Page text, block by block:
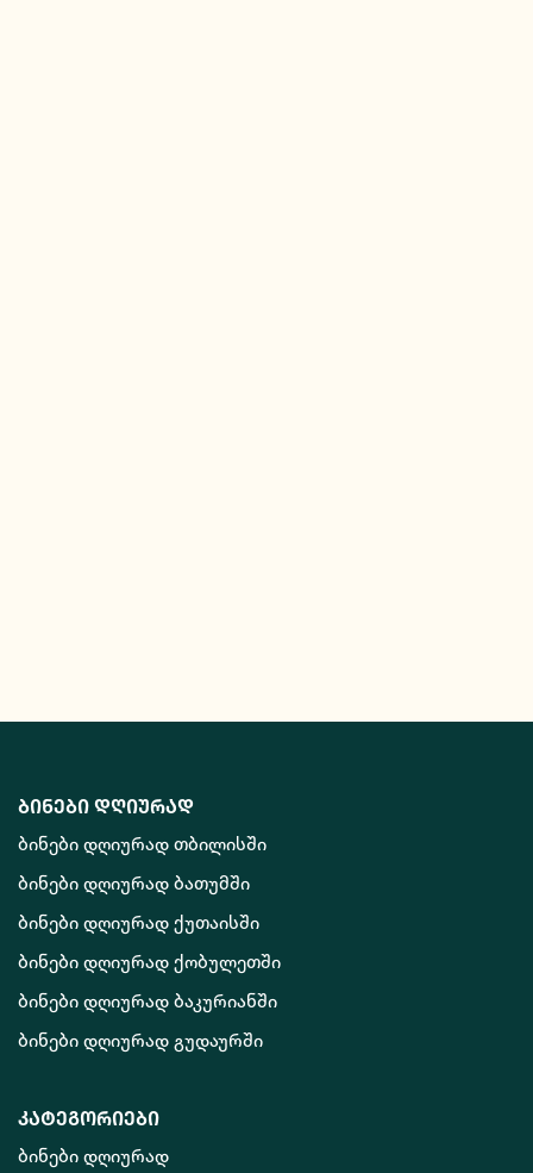
ბინები დღიურად
ბინები დღიურად თბილისში
ბინები დღიურად ბათუმში
ბინები დღიურად ქუთაისში
ბინები დღიურად ქობულეთში
ბინები დღიურად ბაკურიანში
ბინები დღიურად გუდაურში
კატეგორიები
ბინები დღიურად